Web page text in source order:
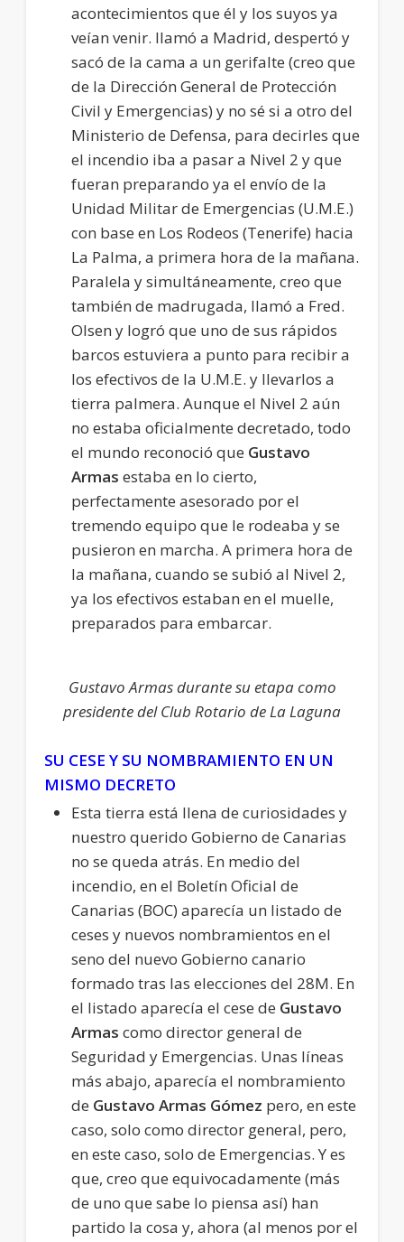
acontecimientos que él y los suyos ya
veían venir. llamó a Madrid, despertó y
sacó de la cama a un gerifalte (creo que
de la Dirección General de Protección
Civil y Emergencias) y no sé si a otro del
Ministerio de Defensa, para decirles que
el incendio iba a pasar a Nivel 2 y que
fueran preparando ya el envío de la
Unidad Militar de Emergencias (U.M.E.)
con base en Los Rodeos (Tenerife) hacia
La Palma, a primera hora de la mañana.
Paralela y simultáneamente, creo que
también de madrugada, llamó a Fred.
Olsen y logró que uno de sus rápidos
barcos estuviera a punto para recibir a
los efectivos de la U.M.E. y llevarlos a
tierra palmera. Aunque el Nivel 2 aún
no estaba oficialmente decretado, todo
el mundo reconoció que Gustavo
Armas estaba en lo cierto,
perfectamente asesorado por el
tremendo equipo que le rodeaba y se
pusieron en marcha. A primera hora de
la mañana, cuando se subió al Nivel 2,
ya los efectivos estaban en el muelle,
preparados para embarcar.
Gustavo Armas durante su etapa como
presidente del Club Rotario de La Laguna
SU CESE Y SU NOMBRAMIENTO EN UN
MISMO DECRETO
Esta tierra está llena de curiosidades y
nuestro querido Gobierno de Canarias
no se queda atrás. En medio del
incendio, en el Boletín Oficial de
Canarias (BOC) aparecía un listado de
ceses y nuevos nombramientos en el
seno del nuevo Gobierno canario
formado tras las elecciones del 28M. En
el listado aparecía el cese de Gustavo
Armas como director general de
Seguridad y Emergencias. Unas líneas
más abajo, aparecía el nombramiento
de Gustavo Armas Gómez pero, en este
caso, solo como director general, pero,
en este caso, solo de Emergencias. Y es
que, creo que equivocadamente (más
de uno que sabe lo piensa así) han
partido la cosa y, ahora (al menos por el